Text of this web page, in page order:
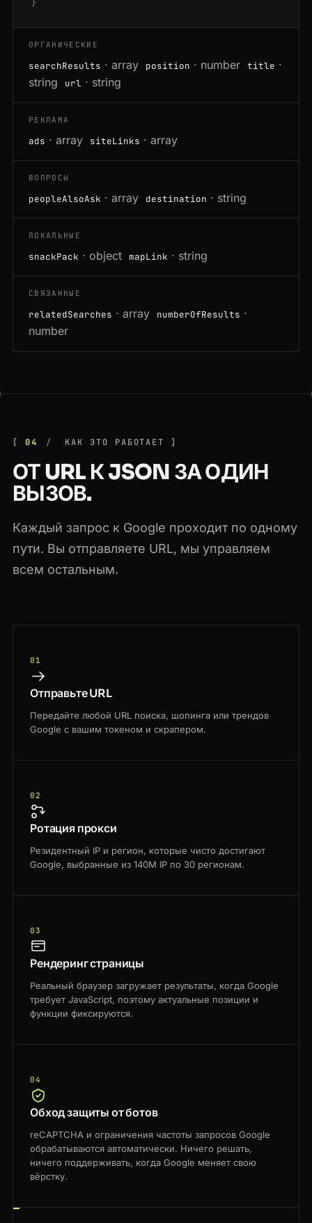
}
ОРГАНИЧЕСКИЕ
searchResults · array position · number title ·
string
url · string
РЕКЛАМА
ads · array siteLinks · array
ВОПРОСЫ
peopleAlsoAsk · array destination · string
ЛОКАЛЬНЫЕ
snackPack · object mapLink · string
СВЯЗАННЫЕ
relatedSearches · array numberOfResults ·
number
04 КАК ЭТО РАБОТАЕТ
ОТ URL К JSON ЗА ОДИН
ВЫЗОВ.
Каждый запрос к Google проходит по одному
пути. Вы отправляете URL, мы управляем
всем остальным.
01
Отправьте URL
Передайте любой URL поиска, шопинга или трендов
Google с вашим токеном и скрапером.
02
Ротация прокси
Резидентный IP и регион, которые чисто достигают
Google, выбранные из 140M IP по 30 регионам.
03
Рендеринг страницы
Реальный браузер загружает результаты, когда Google
требует JavaScript, поэтому актуальные позиции и
функции фиксируются.
04
Обход защиты от ботов
reCAPTCHA и ограничения частоты запросов Google
обрабатываются автоматически. Ничего решать,
ничего поддерживать, когда Google меняет свою
вёрстку.